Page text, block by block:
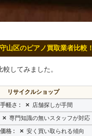
山区のピアノ買取業者比較！
してみました。
リサイクルショップ
× 店舗探しが手間
× 専門知識の無いスタッフが対応
× 安く買い取られる傾向